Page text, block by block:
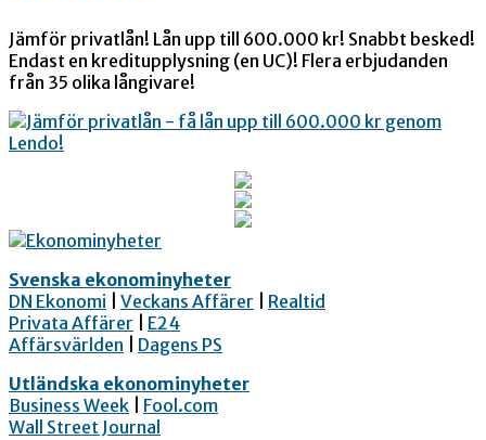
Jämför privatlån! Lån upp till 600.000 kr! Snabbt besked!
Endast en kreditupplysning (en UC)! Flera erbjudanden
från 35 olika långivare!
Svenska ekonominyheter
DN Ekonomi
Veckans Affärer
Realtid
Privata Affärer
E24
Affärsvärlden
Dagens PS
Utländska ekonominyheter
Business Week
Fool.com
Wall Street Journal